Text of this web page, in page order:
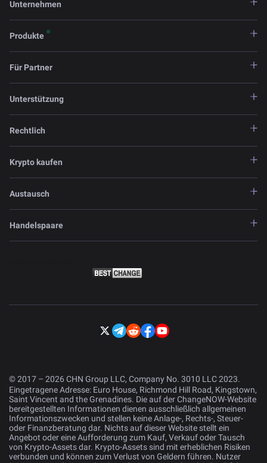
Unternehmen
Produkte
Für Partner
Unterstützung
Rechtlich
Krypto kaufen
Austausch
Handelspaare
© 2017 – 2026 CHN Group LLC, Company No. 3010 LLC 2023.
Eingetragene Adresse: Euro House, Richmond Hill Road, Kingstown,
Saint Vincent and the Grenadines. Die auf der ChangeNOW-Website
bereitgestellten Informationen dienen ausschließlich allgemeinen
Informationszwecken und stellen keine Anlage-, Rechts-, Steuer-
oder Finanzberatung dar. Nichts auf dieser Website stellt ein
Angebot oder eine Aufforderung zum Kauf, Verkauf oder Tausch
von Krypto-Assets dar. Krypto-Assets sind mit erheblichen Risiken
verbunden und können zum Verlust von Geldern führen. Nutzer